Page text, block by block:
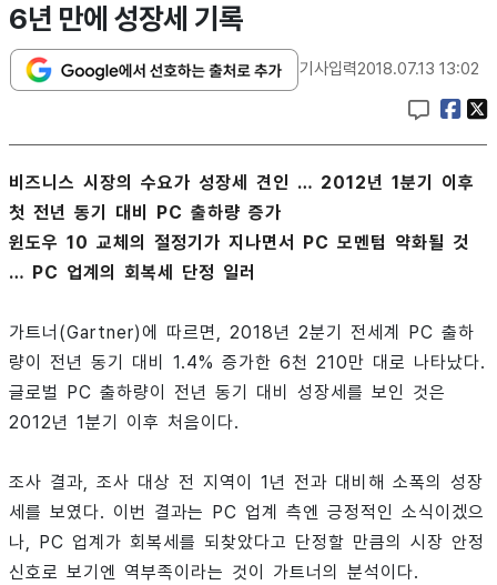
6년 만에 성장세 기록
기사입력2018.07.13 13:02
비즈니스 시장의 수요가 성장세 견인 … 2012년 1분기 이후
첫 전년 동기 대비 PC 출하량 증가
윈도우 10 교체의 절정기가 지나면서 PC 모멘텀 약화될 것
… PC 업계의 회복세 단정 일러
가트너(Gartner)에 따르면, 2018년 2분기 전세계 PC 출하
량이 전년 동기 대비 1.4% 증가한 6천 210만 대로 나타났다.
글로벌 PC 출하량이 전년 동기 대비 성장세를 보인 것은
2012년 1분기 이후 처음이다.
조사 결과, 조사 대상 전 지역이 1년 전과 대비해 소폭의 성장
세를 보였다. 이번 결과는 PC 업계 측엔 긍정적인 소식이겠으
나, PC 업계가 회복세를 되찾았다고 단정할 만큼의 시장 안정
신호로 보기엔 역부족이라는 것이 가트너의 분석이다.